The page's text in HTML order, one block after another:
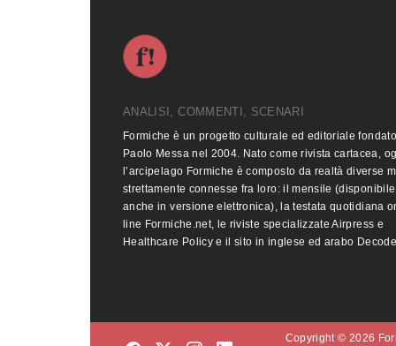
ANALISI, COMMENTI, SCENARI
Formiche è un progetto culturale ed editoriale
Paolo Messa nel 2004. Nato come rivista cartacea,
l’arcipelago Formiche è composto da realtà diverse
strettamente connesse fra loro: il mensile (disponibile
anche in versione elettronica), la testata quotidiana
line Formiche.net, le riviste specializzate Airpress e
Healthcare Policy e il sito in inglese ed arabo
Copyright © 2026